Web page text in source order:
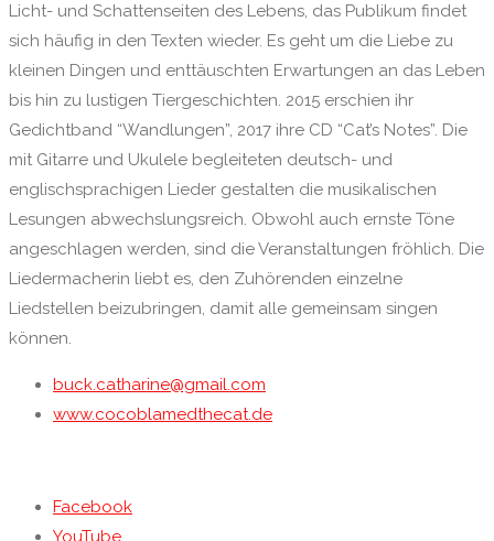
Licht- und Schattenseiten des Lebens, das Publikum findet
sich häufig in den Texten wieder. Es geht um die Liebe zu
kleinen Dingen und enttäuschten Erwartungen an das Leben
bis hin zu lustigen Tiergeschichten. 2015 erschien ihr
Gedichtband “Wandlungen”, 2017 ihre CD “Cat’s Notes”. Die
mit Gitarre und Ukulele begleiteten deutsch- und
englischsprachigen Lieder gestalten die musikalischen
Lesungen abwechslungsreich. Obwohl auch ernste Töne
angeschlagen werden, sind die Veranstaltungen fröhlich. Die
Liedermacherin liebt es, den Zuhörenden einzelne
Liedstellen beizubringen, damit alle gemeinsam singen
können.
buck.catharine@gmail.com
www.cocoblamedthecat.de
Facebook